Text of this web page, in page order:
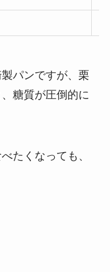
パンですが、栗
糖質が圧倒的に
たくなっても、